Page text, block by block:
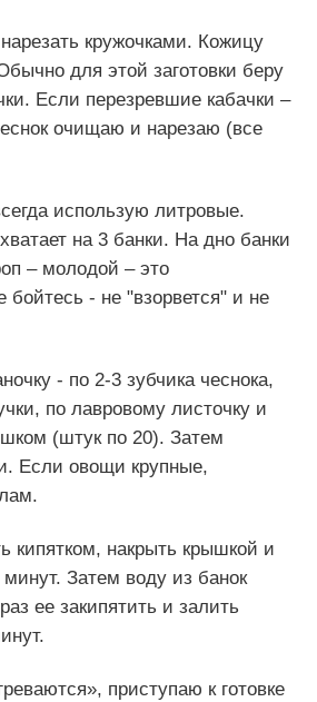
кружочками. Кожицу
для этой заготовки беру
Если перезревшие кабачки –
очищаю и нарезаю (все
использую литровые.
на 3 банки. На дно банки
– молодой – это
бойтесь - не "взорвется" и не
- по 2-3 зубчика чеснока,
по лавровому листочку и
(штук по 20). Затем
Если овощи крупные,
кипятком, накрыть крышкой и
минут. Затем воду из банок
ее закипятить и залить
приступаю к готовке